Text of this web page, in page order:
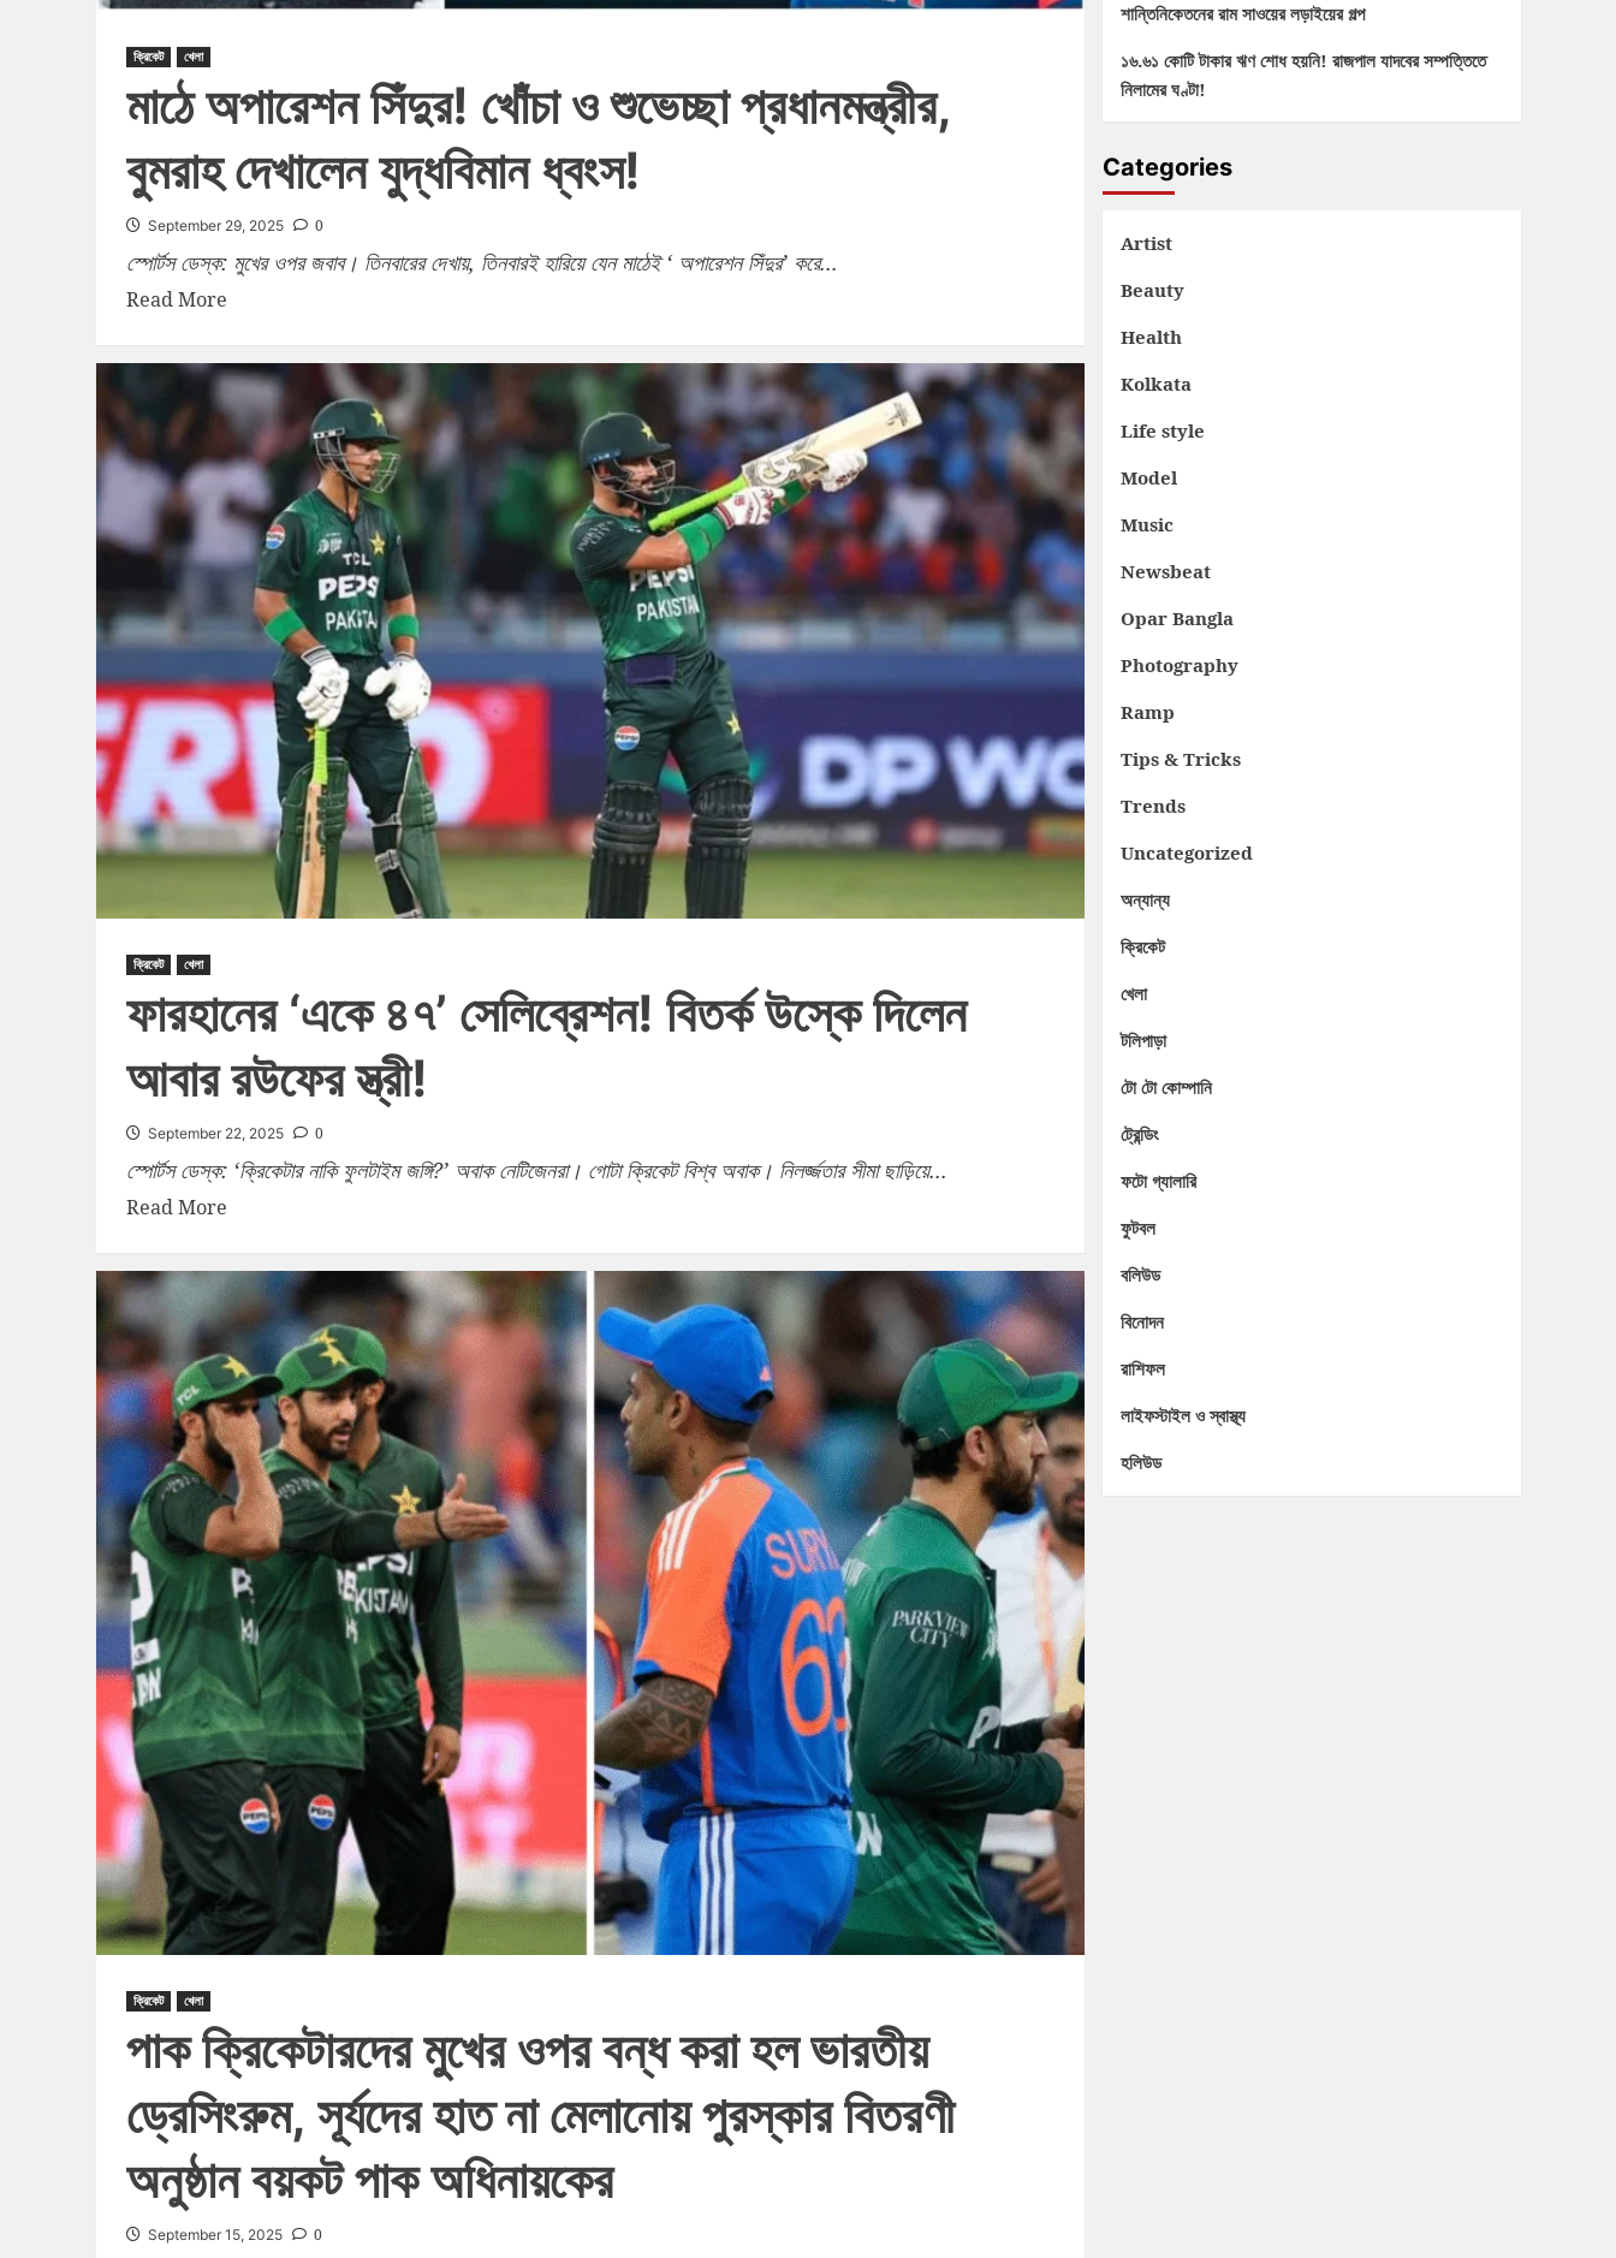
ক্রিকেট খেলা
মাঠে অপারেশন সিঁদুর! খোঁচা ও শুভেচ্ছা প্রধানমন্ত্রীর,
বুমরাহ দেখালেন যুদ্ধবিমান ধ্বংস!
September 29, 2025 0
স্পোর্টস ডেস্ক: মুখের ওপর জবাব। তিনবারের দেখায়, তিনবারই হারিয়ে যেন মাঠেই ‘ অপারেশন সিঁদুর’ করে...
Read More
ক্রিকেট খেলা
ফারহানের ‘একে ৪৭’ সেলিব্রেশন! বিতর্ক উস্কে দিলেন
আবার রউফের স্ত্রী!
September 22, 2025 0
স্পোর্টস ডেস্ক: ‘ক্রিকেটার নাকি ফুলটাইম জঙ্গি?’ অবাক নেটিজেনরা। গোটা ক্রিকেট বিশ্ব অবাক। নিলর্জ্জতার সীমা ছাড়িয়ে...
Read More
ক্রিকেট খেলা
পাক ক্রিকেটারদের মুখের ওপর বন্ধ করা হল ভারতীয়
ড্রেসিংরুম, সূর্যদের হাত না মেলানোয় পুরস্কার বিতরণী
অনুষ্ঠান বয়কট পাক অধিনায়কের
September 15, 2025 0
শান্তিনিকেতনের রাম সাওয়ের লড়াইয়ের গল্প
১৬.৬১ কোটি টাকার ঋণ শোধ হয়নি! রাজপাল যাদবের সম্পত্তিতে
নিলামের ঘণ্টা!
Categories
Artist
Beauty
Health
Kolkata
Life style
Model
Music
Newsbeat
Opar Bangla
Photography
Ramp
Tips & Tricks
Trends
Uncategorized
অন্যান্য
ক্রিকেট
খেলা
টলিপাড়া
টো টো কোম্পানি
ট্রেন্ডিং
ফটো গ্যালারি
ফুটবল
বলিউড
বিনোদন
রাশিফল
লাইফস্টাইল ও স্বাস্থ্য
হলিউড